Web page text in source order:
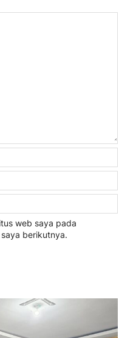
web saya pada
berikutnya.